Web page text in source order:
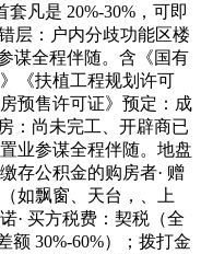
凡是 20%-30%，可即
层：户内分歧功能区楼
谋全程伴随。含《国有
《扶植工程规划许可
预售许可证》预定：成
：尚未完工、开辟商已
业参谋全程伴随。地盘
存公积金的购房者· 赠
如飘窗、天台，、上
· 买方税费：契税（全
额 30%-60%）；拨打金